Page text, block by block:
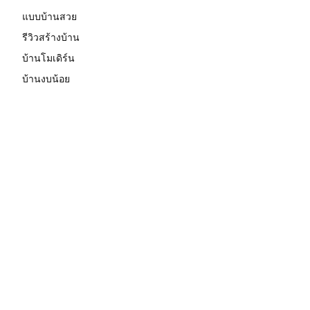
แบบบ้านสวย
รีวิวสร้างบ้าน
บ้านโมเดิร์น
บ้านงบน้อย